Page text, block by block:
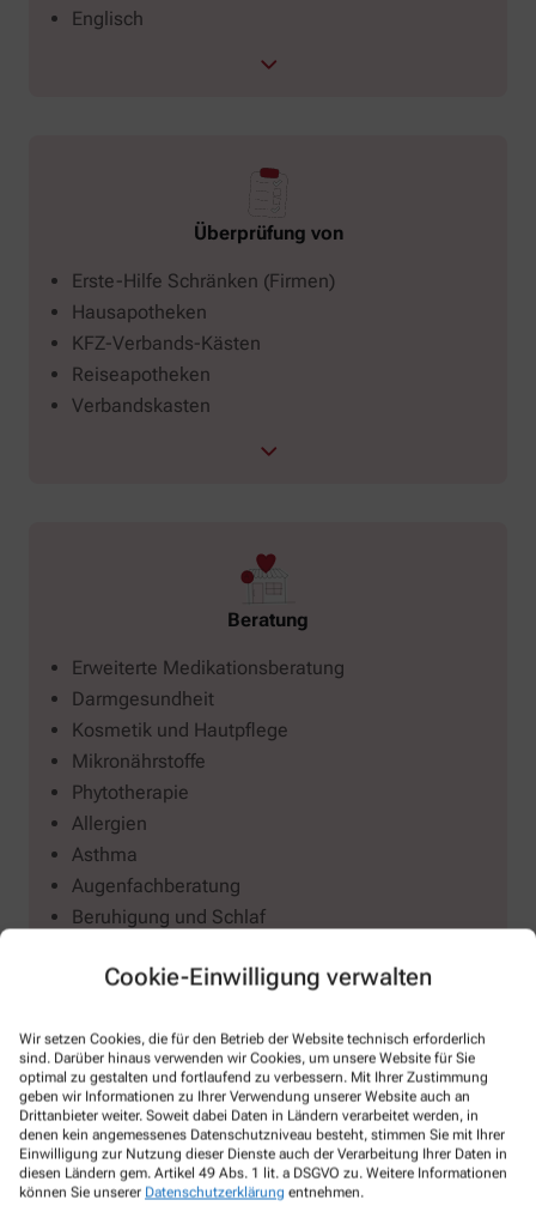
Cookie-Einwilligung verwalten
Wir setzen Cookies, die für den Betrieb der Website technisch erforderlich
sind. Darüber hinaus verwenden wir Cookies, um unsere Website für Sie
optimal zu gestalten und fortlaufend zu verbessern. Mit Ihrer Zustimmung
geben wir Informationen zu Ihrer Verwendung unserer Website auch an
Drittanbieter weiter. Soweit dabei Daten in Ländern verarbeitet werden, in
denen kein angemessenes Datenschutzniveau besteht, stimmen Sie mit Ihrer
Einwilligung zur Nutzung dieser Dienste auch der Verarbeitung Ihrer Daten in
diesen Ländern gem. Artikel 49 Abs. 1 lit. a DSGVO zu. Weitere Informationen
können Sie unserer Datenschutzerklärung entnehmen.
Englisch
Überprüfung von
Erste-Hilfe Schränken (Firmen)
Hausapotheken
KFZ-Verbands-Kästen
Reiseapotheken
Verbandskasten
Beratung
Erweiterte Medikationsberatung
Darmgesundheit
Kosmetik und Hautpflege
Mikronährstoffe
Phytotherapie
Allergien
Asthma
Augenfachberatung
Beruhigung und Schlaf
Blutdruckmessgeräten
Depression
Diabetes
Häusliche Pflege
Homöopathie
Herz-Kreislauf & Gefäße
Individuelle Rezepturen